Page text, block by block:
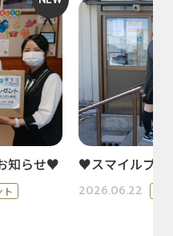
知らせ♥
ト
♥スマイルプ
2026.06.22